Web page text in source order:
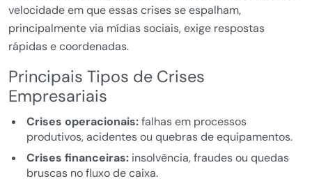
velocidade em que essas crises se espalham,
principalmente via mídias sociais, exige respostas
rápidas e coordenadas.
Principais Tipos de Crises
Empresariais
Crises operacionais:falhas em processos
produtivos, acidentes ou quebras de equipamentos.
Crises financeiras:insolvência, fraudes ou quedas
bruscas no fluxo de caixa.